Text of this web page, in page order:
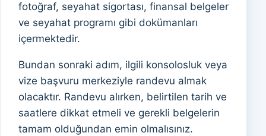
fotoğraf, seyahat sigortası, finansal belgeler
ve seyahat programı gibi dokümanları
içermektedir.
Bundan sonraki adım, ilgili konsolosluk veya
vize başvuru merkeziyle randevu almak
olacaktır. Randevu alırken, belirtilen tarih ve
saatlere dikkat etmeli ve gerekli belgelerin
tamam olduğundan emin olmalısınız.